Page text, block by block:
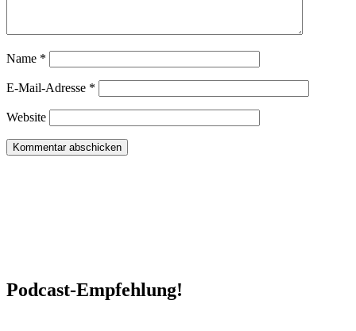
Name *
E-Mail-Adresse *
Website
Podcast-Empfehlung!